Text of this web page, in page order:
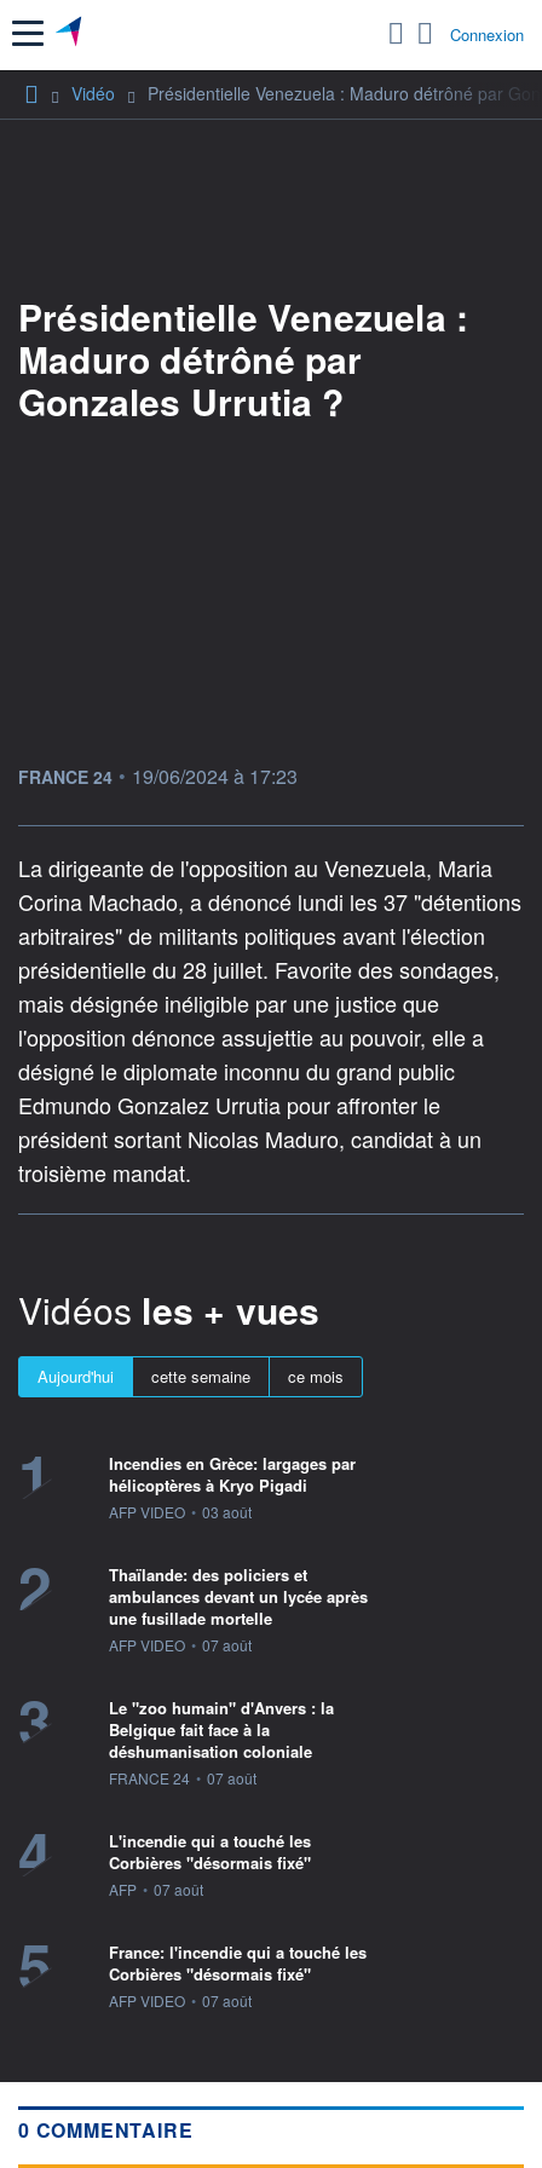
Menu Connexion
Vidéo Présidentielle Venezuela : Maduro détrôné par
Présidentielle Venezuela :
Maduro détrôné par
Gonzales Urrutia ?
information fournie par
FRANCE 24 • 19/06/2024 à 17:23
La dirigeante de l'opposition au Venezuela, Maria
Corina Machado, a dénoncé lundi les 37 "détentions
arbitraires" de militants politiques avant l'élection
présidentielle du 28 juillet. Favorite des sondages,
mais désignée inéligible par une justice que
l'opposition dénonce assujettie au pouvoir, elle a
désigné le diplomate inconnu du grand public
Edmundo Gonzalez Urrutia pour affronter le
président sortant Nicolas Maduro, candidat à un
troisième mandat.
Vidéos les + vues
Aujourd'hui cette semaine ce mois
1
Incendies en Grèce: largages par
hélicoptères à Kryo Pigadi
information fournie par
AFP VIDEO • 03 août
2
Thaïlande: des policiers et
ambulances devant un lycée après
une fusillade mortelle
information fournie par
AFP VIDEO • 07 août
3
Le "zoo humain" d'Anvers : la
Belgique fait face à la
déshumanisation coloniale
information fournie par
FRANCE 24 • 07 août
4
L'incendie qui a touché les
Corbières "désormais fixé"
information fournie par
AFP • 07 août
5
France: l'incendie qui a touché les
Corbières "désormais fixé"
information fournie par
AFP VIDEO • 07 août
0 COMMENTAIRE